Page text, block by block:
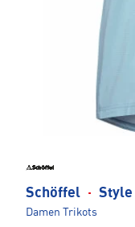
Schöffel · Style
Damen Trikots